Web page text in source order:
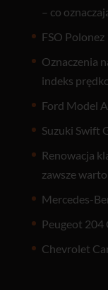
– co
FSO Polonez
Oznaczenia
indeks
Ford Model
Suzuki Swift
Renowacja
zawsze
Mercedes-
Peugeot 204
Chevrolet